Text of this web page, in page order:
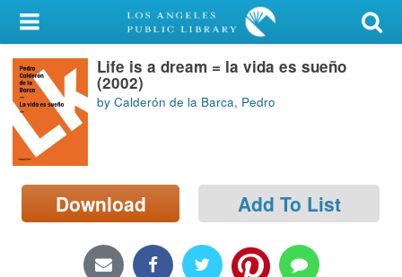
My Account
Library Card
Sign In
Search
Locations/Hours (external
page)
Life is a dream = la vida es sueño
(2002)
by Calderón de la Barca, Pedro
Download Add To List